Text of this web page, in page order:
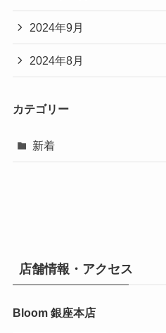
2024年9月
2024年8月
カテゴリー
新着
店舗情報・アクセス
Bloom 銀座本店